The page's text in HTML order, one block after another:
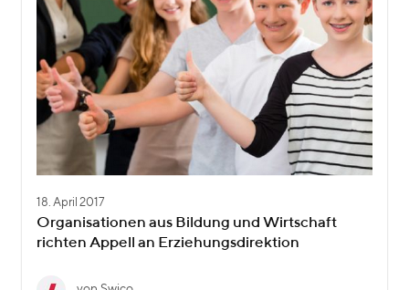
18. April 2017
Organisationen aus Bildung und Wirtschaft
richten Appell an Erziehungsdirektion